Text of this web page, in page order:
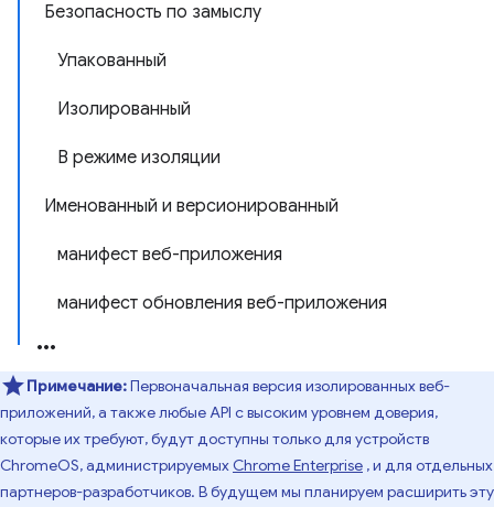
Безопасность по замыслу
Упакованный
Изолированный
В режиме изоляции
Именованный и версионированный
манифест веб-приложения
манифест обновления веб-приложения
Примечание:Первоначальная версия изолированных веб-
приложений, а также любые API с высоким уровнем доверия,
которые их требуют, будут доступны только для устройств
ChromeOS, администрируемых Chrome Enterprise , и для отдельных
партнеров-разработчиков. В будущем мы планируем расширить эту